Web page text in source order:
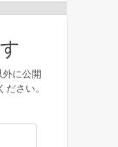
に公開
さい。